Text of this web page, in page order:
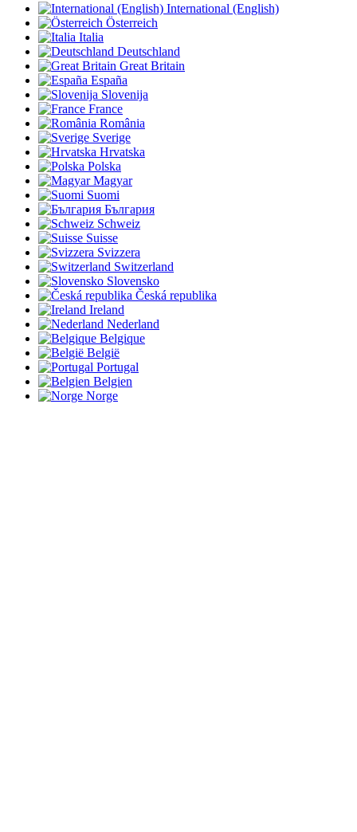
International (English)
Österreich
Italia
Deutschland
Great Britain
España
Slovenija
France
România
Sverige
Hrvatska
Polska
Magyar
Suomi
България
Schweiz
Suisse
Svizzera
Switzerland
Slovensko
Česká republika
Ireland
Nederland
Belgique
België
Portugal
Belgien
Norge